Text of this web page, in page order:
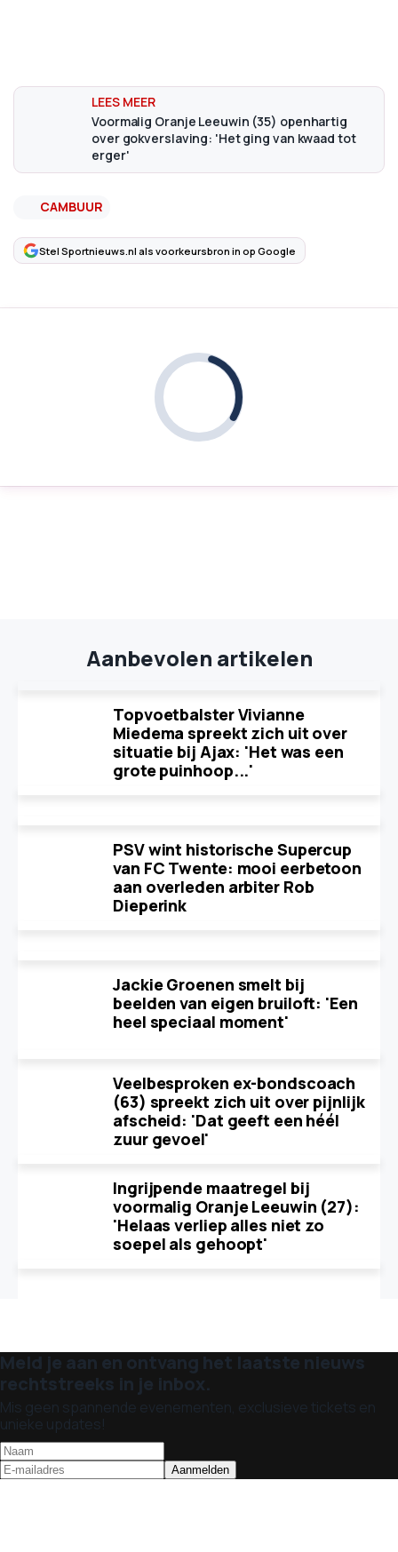
Voormalig Oranje Leeuwin (35) openhartig
over gokverslaving: 'Het ging van kwaad tot
erger'
CAMBUUR
Stel Sportnieuws.nl als voorkeursbron in op Google
Aanbevolen artikelen
Topvoetbalster Vivianne
Miedema spreekt zich uit over
situatie bij Ajax: 'Het was een
grote puinhoop...'
PSV wint historische Supercup
van FC Twente: mooi eerbetoon
aan overleden arbiter Rob
Dieperink
Jackie Groenen smelt bij
beelden van eigen bruiloft: 'Een
heel speciaal moment'
Veelbesproken ex-bondscoach
(63) spreekt zich uit over pijnlijk
afscheid: 'Dat geeft een héél
zuur gevoel'
Ingrijpende maatregel bij
voormalig Oranje Leeuwin (27):
'Helaas verliep alles niet zo
soepel als gehoopt'
Meld je aan en ontvang het laatste nieuws
rechtstreeks in je inbox.
Mis geen spannende evenementen, exclusieve tickets en
unieke updates!